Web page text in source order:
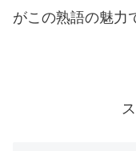
がこの熟語の魅力